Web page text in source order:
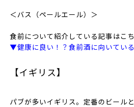
＜バス（ペールエール）＞
食前について紹介している記事はこ
▼健康に良い！？食前酒に向いてい
【イギリス】
パブが多いイギリス。定番のビール